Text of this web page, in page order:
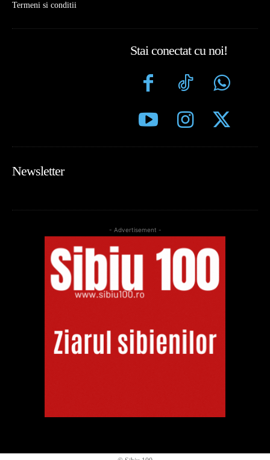
Termeni si conditii
Stai conectat cu noi!
Newsletter
- Advertisement -